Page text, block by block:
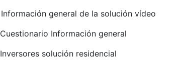
Información general de la solución vídeo
Cuestionario Información general
Inversores solución residencial